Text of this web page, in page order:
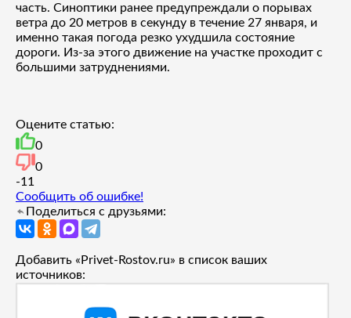
часть. Синоптики ранее предупреждали о порывах
ветра до 20 метров в секунду в течение 27 января, и
именно такая погода резко ухудшила состояние
дороги. Из-за этого движение на участке проходит с
большими затруднениями.
Оцените статью:
0
0
-1 1
Сообщить об ошибке!
Поделиться с друзьями:
Добавить «Privet-Rostov.ru» в список ваших
источников: